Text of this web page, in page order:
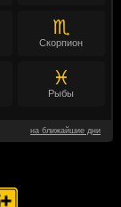
♏
Скорпион
♓
Рыбы
на ближайшие дни